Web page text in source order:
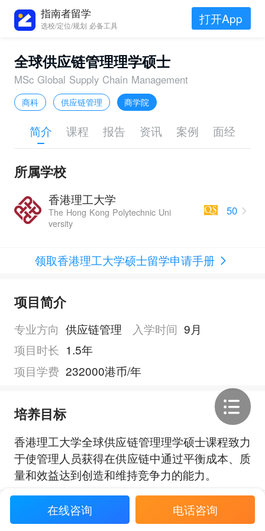
指南者留学
选校/定位/规划 必备工具 打开App
全球供应链管理理学硕士
MSc Global Supply Chain Management
商科 供应链管理 商学院
简介 课程 报告 资讯 案例 面经
所属学校
香港理工大学
The Hong Kong Polytechnic Uni
versity
50
领取香港理工大学硕士留学申请手册
项目简介
专业方向 供应链管理 入学时间 9月
项目时长 1.5年
项目学费 232000港币/年
培养目标
香港理工大学全球供应链管理理学硕士课程致力
于使管理人员获得在供应链中通过平衡成本、质
量和效益达到创造和维持竞争力的能力。
在线咨询 电话咨询